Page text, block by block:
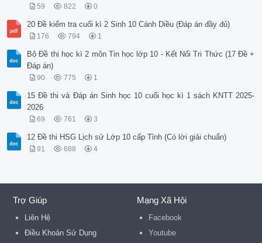
59 822 0
20 Đề kiểm tra cuối kì 2 Sinh 10 Cánh Diều (Đáp án đầy đủ)
176 794 1
Bộ Đề thi học kì 2 môn Tin học lớp 10 - Kết Nối Tri Thức (17 Đề +
Đáp án)
90 775 1
15 Đề thi và Đáp án Sinh học 10 cuối học kì 1 sách KNTT 2025-
2026
69 761 3
12 Đề thi HSG Lịch sử Lớp 10 cấp Tỉnh (Có lời giải chuẩn)
91 688 4
Trợ Giúp
Liên Hệ
Điều Khoản Sử Dụng
Mạng Xã Hội
Facebook
Youtube